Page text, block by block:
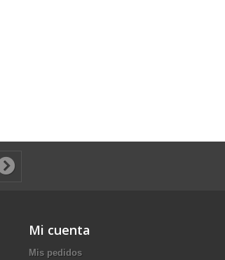
Mi cuenta
Mis pedidos